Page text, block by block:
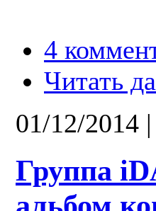
4
Читать
01/12/2014 |
Группа